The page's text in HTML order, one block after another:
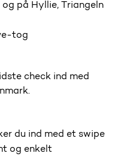
på Hyllie, Triangeln
tog
check ind med
du ind med et swipe
og enkelt